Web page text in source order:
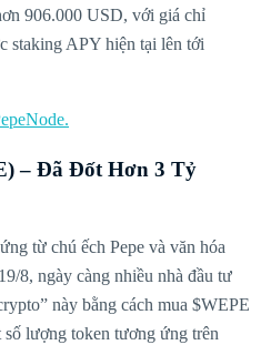
906.000 USD, với giá chỉ
staking APY hiện tại lên tới
– Đã Đốt Hơn 3 Tỷ
từ chú ếch Pepe và văn hóa
8, ngày càng nhiều nhà đầu tư
này bằng cách mua $WEPE
lượng token tương ứng trên